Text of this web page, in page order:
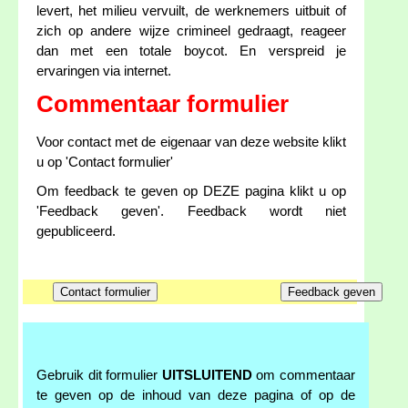
levert, het milieu vervuilt, de werknemers uitbuit of
zich op andere wijze crimineel gedraagt, reageer
dan met een totale boycot. En verspreid je
ervaringen via internet.
Commentaar formulier
Voor contact met de eigenaar van deze website klikt
u op 'Contact formulier'
Om feedback te geven op DEZE pagina klikt u op
'Feedback geven'. Feedback wordt niet
gepubliceerd.
Gebruik dit formulier UITSLUITENDom commentaar
te geven op de inhoud van deze pagina of op de